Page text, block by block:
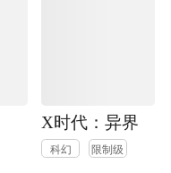
X时代：异界
科幻 限制级